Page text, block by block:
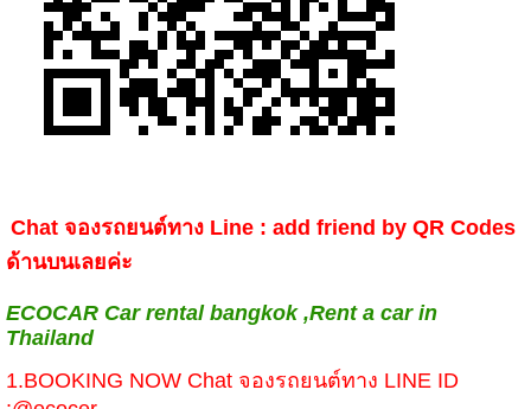
Chat จองรถยนต์ทาง Line : add friend by QR Codes
ด้านบนเลยค่ะ
ECOCAR Car rental bangkok ,Rent a car in
Thailand
1.BOOKING NOW Chat จองรถยนต์ทาง LINE ID